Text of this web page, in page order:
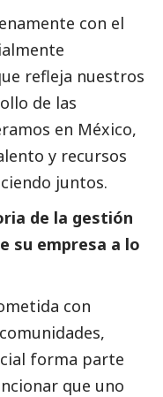
con el
refleja nuestros
de las
en México,
y recursos
juntos.
de la gestión
su empresa a lo
con
forma parte
que uno